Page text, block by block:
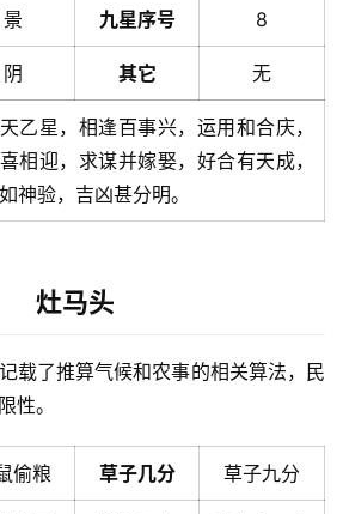
景 九星序号 8
阴 其它 无
乙星，相逢百事兴，运用和合庆，
相迎，求谋并嫁娶，好合有天成，
神验，吉凶甚分明。
灶马头
载了推算气候和农事的相关算法，民
性。
偷粮 草子几分 草子九分